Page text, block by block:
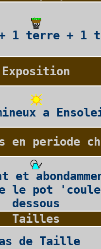
1 terre + 1
Exposition
a
en periode
et
le pot
dessous
Tailles
de Taille